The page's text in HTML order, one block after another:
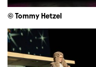
© Tommy Hetzel